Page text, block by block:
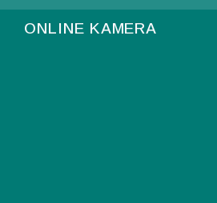
ONLINE KAMERA